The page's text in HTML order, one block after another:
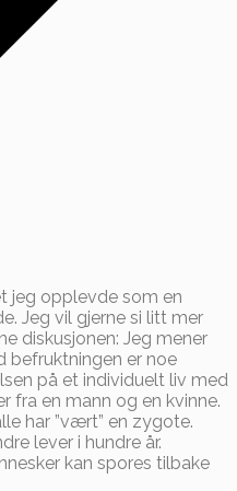
jeg opplevde som en
Jeg vil gjerne si litt mer
diskusjonen: Jeg mener
befruktningen er noe
på et individuelt liv med
fra en mann og en kvinne.
har ”vært” en zygote.
lever i hundre år.
kan spores tilbake